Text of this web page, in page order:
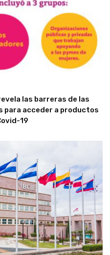
las barreras de las
acceder a productos
19